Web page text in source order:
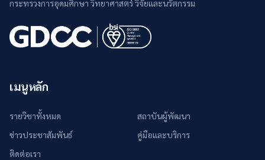
กระทรวงการอุดมศึกษา วิทยาศาสตร์ วิจัยและนวัตกรรม
เมนูหลัก
รายวิชาทั้งหมด
สถาบันผู้พัฒนา
ข่าวประชาสัมพันธ์
คู่มือและบริการ
ติดต่อเรา